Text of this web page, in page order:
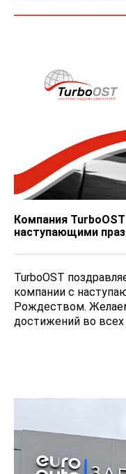
Компания
наступающими
TurboOST
компании с
Рождеством.
достижений во